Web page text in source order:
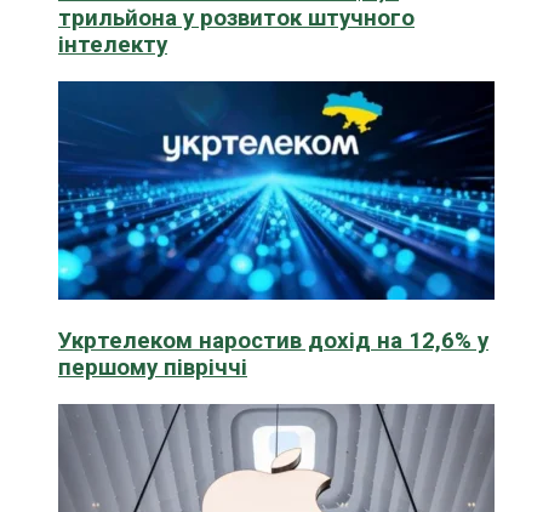
трильйона у розвиток штучного
інтелекту
Укртелеком наростив дохід на 12,6% у
першому півріччі